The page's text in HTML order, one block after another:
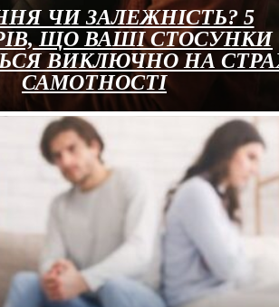
ЧИ ЗАЛЕЖНІСТЬ? 5
ЩО ВАШІ СТОСУНКИ
ВИКЛЮЧНО НА
САМОТНОСТІ